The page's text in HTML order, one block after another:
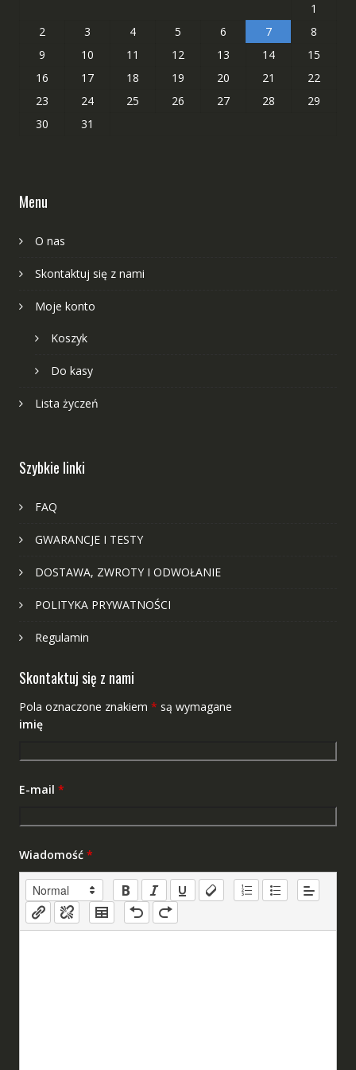
1
2
3 4 5 6 7
8
9
10 11 12 13 14
15
16
17 18 19 20 21
22
23
24 25 26 27 28
29
30
31
Menu
O nas
Skontaktuj się z nami
Moje konto
Koszyk
Do kasy
Lista życzeń
Szybkie linki
FAQ
GWARANCJE I TESTY
DOSTAWA, ZWROTY I ODWOŁANIE
POLITYKA PRYWATNOŚCI
Regulamin
Skontaktuj się z nami
Pola oznaczone znakiem * są wymagane
imię
E-mail *
Wiadomość *